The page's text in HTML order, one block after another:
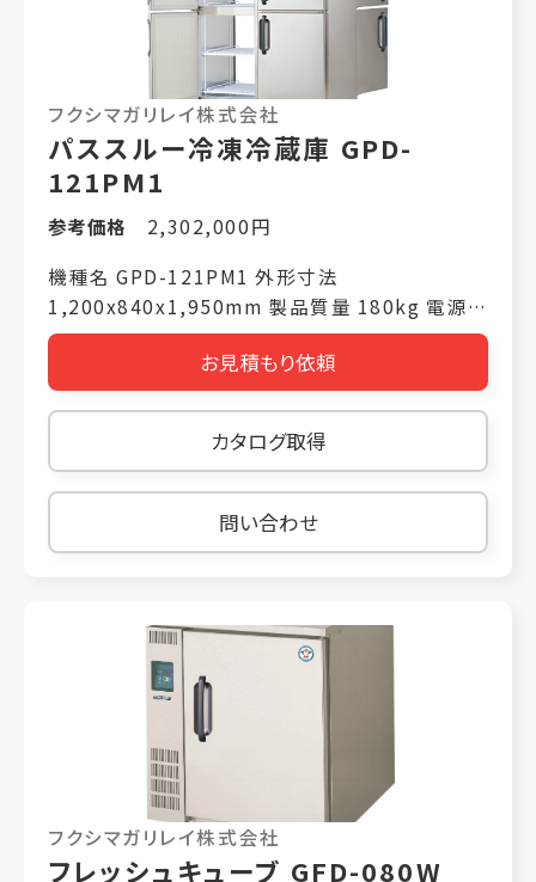
フクシマガリレイ株式会社
パススルー冷凍冷蔵庫 GPD-
121PM1
参考価格
2,302,000円
機種名 GPD-121PM1 外形寸法
1,200x840x1,950mm 製品質量 180kg 電源
仕様 単相100V 冷却時消費電力(50/60Hz)
580W/610W 霜取り時消費電力(50/60Hz)
554W/554W
お見積もり依頼
カタログ取得
問い合わせ
フクシマガリレイ株式会社
フレッシュキューブ GFD-080W